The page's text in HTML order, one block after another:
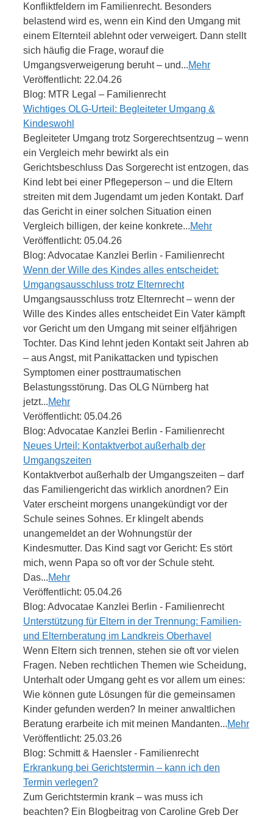
Konfliktfeldern im Familienrecht. Besonders
belastend wird es, wenn ein Kind den Umgang mit
einem Elternteil ablehnt oder verweigert. Dann stellt
sich häufig die Frage, worauf die
Umgangsverweigerung beruht – und...Mehr
Veröffentlicht: 22.04.26
Blog: MTR Legal – Familienrecht
Wichtiges OLG-Urteil: Begleiteter Umgang &
Kindeswohl
Begleiteter Umgang trotz Sorgerechtsentzug – wenn
ein Vergleich mehr bewirkt als ein
Gerichtsbeschluss Das Sorgerecht ist entzogen, das
Kind lebt bei einer Pflegeperson – und die Eltern
streiten mit dem Jugendamt um jeden Kontakt. Darf
das Gericht in einer solchen Situation einen
Vergleich billigen, der keine konkrete...Mehr
Veröffentlicht: 05.04.26
Blog: Advocatae Kanzlei Berlin - Familienrecht
Wenn der Wille des Kindes alles entscheidet:
Umgangsausschluss trotz Elternrecht
Umgangsausschluss trotz Elternrecht – wenn der
Wille des Kindes alles entscheidet Ein Vater kämpft
vor Gericht um den Umgang mit seiner elfjährigen
Tochter. Das Kind lehnt jeden Kontakt seit Jahren ab
– aus Angst, mit Panikattacken und typischen
Symptomen einer posttraumatischen
Belastungsstörung. Das OLG Nürnberg hat
jetzt...Mehr
Veröffentlicht: 05.04.26
Blog: Advocatae Kanzlei Berlin - Familienrecht
Neues Urteil: Kontaktverbot außerhalb der
Umgangszeiten
Kontaktverbot außerhalb der Umgangszeiten – darf
das Familiengericht das wirklich anordnen? Ein
Vater erscheint morgens unangekündigt vor der
Schule seines Sohnes. Er klingelt abends
unangemeldet an der Wohnungstür der
Kindesmutter. Das Kind sagt vor Gericht: Es stört
mich, wenn Papa so oft vor der Schule steht.
Das...Mehr
Veröffentlicht: 05.04.26
Blog: Advocatae Kanzlei Berlin - Familienrecht
Unterstützung für Eltern in der Trennung: Familien-
und Elternberatung im Landkreis Oberhavel
Wenn Eltern sich trennen, stehen sie oft vor vielen
Fragen. Neben rechtlichen Themen wie Scheidung,
Unterhalt oder Umgang geht es vor allem um eines:
Wie können gute Lösungen für die gemeinsamen
Kinder gefunden werden? In meiner anwaltlichen
Beratung erarbeite ich mit meinen Mandanten...Mehr
Veröffentlicht: 25.03.26
Blog: Schmitt & Haensler - Familienrecht
Erkrankung bei Gerichtstermin – kann ich den
Termin verlegen?
Zum Gerichtstermin krank – was muss ich
beachten? Ein Blogbeitrag von Caroline Greb Der